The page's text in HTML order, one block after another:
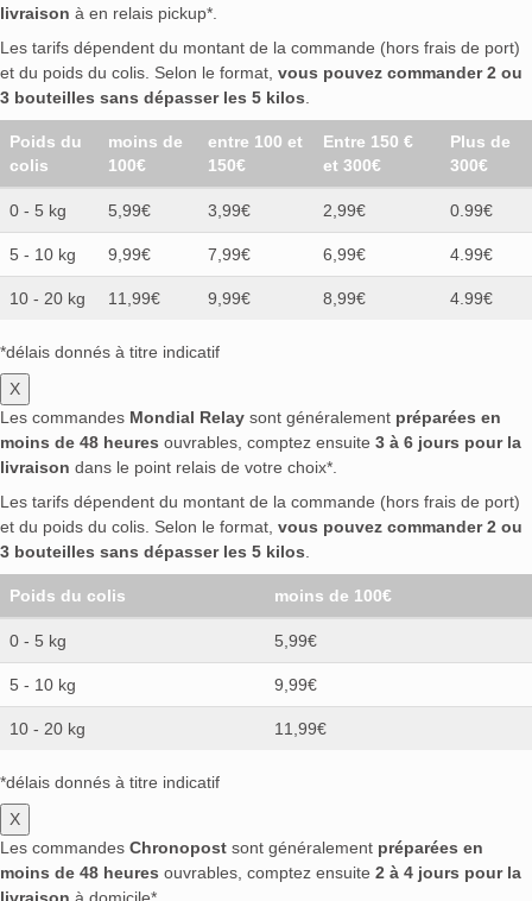
livraison à en relais pickup*.
Les tarifs dépendent du montant de la commande (hors frais de port)
et du poids du colis. Selon le format, vous pouvez commander 2 ou
3 bouteilles sans dépasser les 5 kilos.
Poids du
colis
moins de
100€
entre 100 et
150€
Entre 150 €
et 300€
Plus de
300€
0 - 5 kg 5,99€ 3,99€ 2,99€ 0.99€
5 - 10 kg 9,99€ 7,99€ 6,99€ 4.99€
10 - 20 kg 11,99€ 9,99€ 8,99€ 4.99€
*délais donnés à titre indicatif
X
Les commandes Mondial Relay sont généralement préparées en
moins de 48 heures ouvrables, comptez ensuite 3 à 6 jours pour la
livraison dans le point relais de votre choix*.
Les tarifs dépendent du montant de la commande (hors frais de port)
et du poids du colis. Selon le format, vous pouvez commander 2 ou
3 bouteilles sans dépasser les 5 kilos.
Poids du colis moins de 100€
0 - 5 kg 5,99€
5 - 10 kg 9,99€
10 - 20 kg 11,99€
*délais donnés à titre indicatif
X
Les commandes Chronopost sont généralement préparées en
moins de 48 heures ouvrables, comptez ensuite 2 à 4 jours pour la